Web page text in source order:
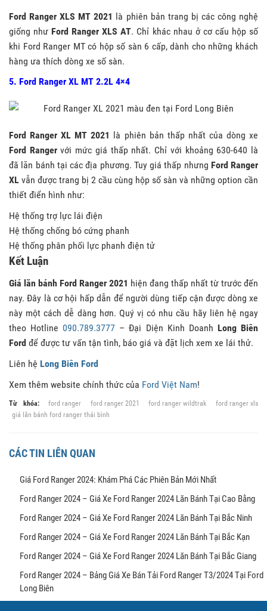
Ford Ranger XLS MT 2021 là phiên bản trang bị các công nghệ
giống như Ford Ranger XLS AT. Chỉ khác nhau ở cơ cấu hộp số
khi Ford Ranger MT có hộp số sàn 6 cấp, dành cho những khách
hàng ưa thích dòng xe số sàn.
5. Ford Ranger XL MT 2.2L 4×4
Ford Ranger XL MT 2021 là phiên bản thấp nhất của dòng xe
Ford Rangervới mức giá thấp nhất. Chỉ với khoảng 630-640 là
đã lăn bánh tại các địa phương. Tuy giá thấp nhưng Ford Ranger
XL vẫn được trang bị 2 cầu cùng hộp số sàn và những option cần
thiết điển hình như:
Hệ thống trợ lực lái điện
Hệ thống chống bó cứng phanh
Hệ thống phân phối lực phanh điện tử
Kết Luận
Giá lăn bánh Ford Ranger 2021 hiện đang thấp nhất từ trước đến
nay. Đây là cơ hội hấp dẫn để người dùng tiếp cận được dòng xe
này một cách dễ dàng hơn. Quý vị có nhu cầu hãy liên hệ ngay
theo Hotline 090.789.3777 – Đại Diện Kinh Doanh Long Biên
Ford để được tư vấn tận tình, báo giá và đặt lịch xem xe lái thử.
Liên hệ Long Biên Ford
Xem thêm website chính thức của Ford Việt Nam!
Từ khóa: ford ranger ford ranger 2021 ford ranger wildtrak
ford ranger xls
giá lăn bánh ford ranger thái bình
CÁC TIN LIÊN QUAN
Giá Ford Ranger 2024: Khám Phá Các Phiên Bản Mới Nhất
Ford Ranger 2024 – Giá Xe Ford Ranger 2024 Lăn Bánh Tại Cao Bằng
Ford Ranger 2024 – Giá Xe Ford Ranger 2024 Lăn Bánh Tại Bắc Ninh
Ford Ranger 2024 – Giá Xe Ford Ranger 2024 Lăn Bánh Tại Bắc Kạn
Ford Ranger 2024 – Giá Xe Ford Ranger 2024 Lăn Bánh Tại Bắc Giang
Ford Ranger 2024 – Bảng Giá Xe Bán Tải Ford Ranger T3/2024 Tại Ford
Long Biên